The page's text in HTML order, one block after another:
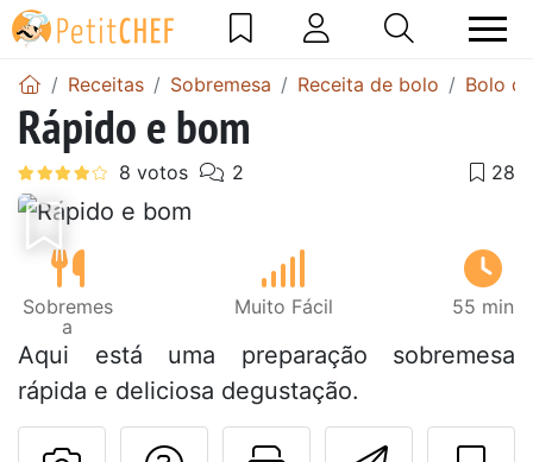
Receitas Sobremesa Receita de bolo Bolo
Rápido e bom
Anterior
Sobremes
a
Muito Fácil 55 min
Aqui está uma preparação sobremesa
rápida e deliciosa degustação.